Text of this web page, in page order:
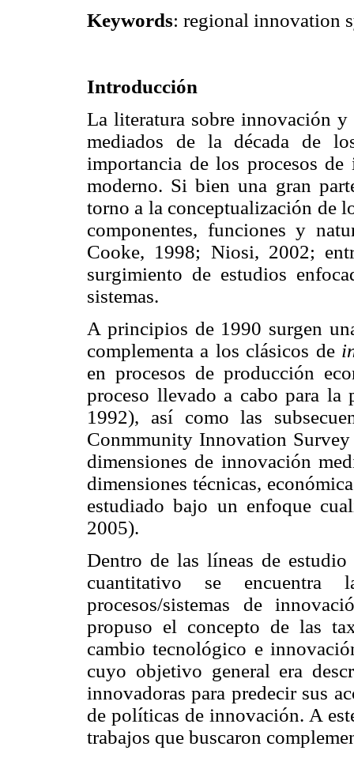
Keywords: regional innovation
Introducción
La literatura sobre innovación y
mediados de la década de
importancia de los procesos
moderno. Si bien una gran
torno a la conceptualización de
componentes, funciones y
Cooke, 1998; Niosi, 2002;
surgimiento de estudios
sistemas.
A principios de 1990 surgen
complementa a los clásicos de
en procesos de producción
proceso llevado a cabo para
1992), así como las
Conmmunity Innovation
dimensiones de innovación
dimensiones técnicas,
estudiado bajo un enfoque
2005).
Dentro de las líneas de
cuantitativo se encuentra
procesos/sistemas de
propuso el concepto de las
cambio tecnológico e
cuyo objetivo general era
innovadoras para predecir sus
de políticas de innovación. A
trabajos que buscaron